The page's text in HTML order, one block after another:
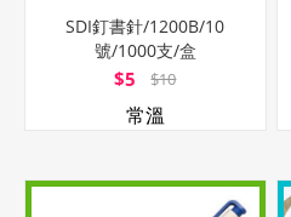
SDI釘書針/1200B/10
號/1000支/盒
$5 $10
常溫